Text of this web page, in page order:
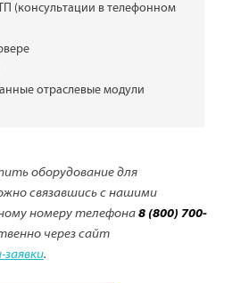
(консультации в телефонном
отраслевые модули
оборудование для
связавшись с нашими
номеру телефона 8 (800) 700-
через сайт
заявки.